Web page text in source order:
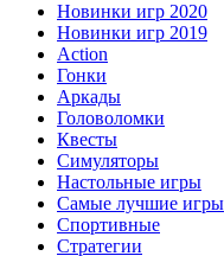
Новинки игр 2020
Новинки игр 2019
Action
Гонки
Аркады
Головоломки
Квесты
Симуляторы
Настольные игры
Самые лучшие игры
Спортивные
Стратегии